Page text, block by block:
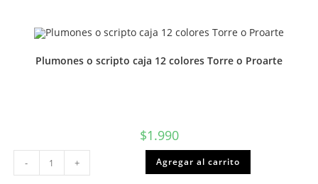
cantidad
Plumones o scripto caja 12 colores Torre o Proarte
$1.990
Plumones
o
scripto
- + Agregar al carrito